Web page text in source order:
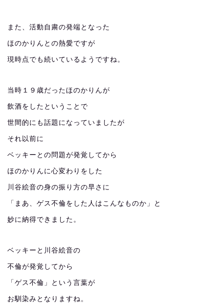
また、活動自粛の発端となった
ほのかりんとの熱愛ですが
現時点でも続いているようですね。
当時１９歳だったほのかりんが
飲酒をしたということで
世間的にも話題になっていましたが
それ以前に
ベッキーとの問題が発覚してから
ほのかりんに心変わりをした
川谷絵音の身の振り方の早さに
「まあ、ゲス不倫をした人はこんなものか」と
妙に納得できました。
ベッキーと川谷絵音の
不倫が発覚してから
「ゲス不倫」という言葉が
お馴染みとなりますね。